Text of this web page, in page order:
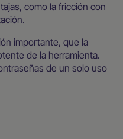
como la fricción con
importante, que la
de la herramienta.
de un solo uso